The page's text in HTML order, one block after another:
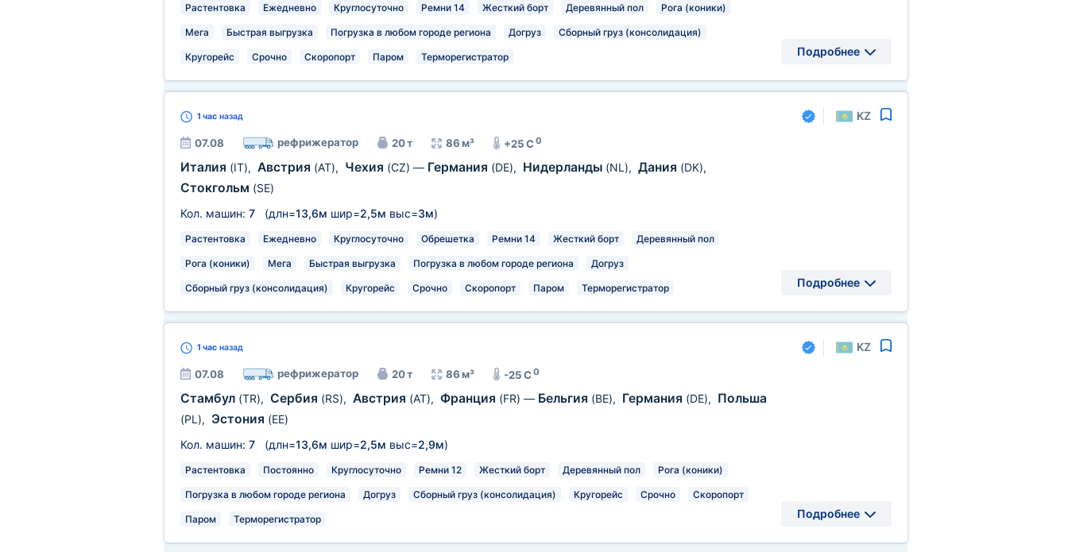
Растентовка Ежедневно Круглосуточно Ремни 14 Жесткий борт Деревянный пол Рога (коники)
Мега Быстрая выгрузка Погрузка в любом городе региона Догруз Сборный груз (консолидация)
Кругорейс Срочно Скоропорт Паром Терморегистратор Подробнее
1 часназад KZ
07.08 рефрижератор 20 т 86 м³ +25 C0
Италия (IT), Австрия (AT), Чехия (CZ) — Германия (DE), Нидерланды (NL), Дания (DK),
Стокгольм (SE)
Кол. машин: 7(длн=13,6м шир=2,5м выс=3м)
Растентовка Ежедневно Круглосуточно Обрешетка Ремни 14 Жесткий борт Деревянный пол
Рога (коники) Мега Быстрая выгрузка Погрузка в любом городе региона Догруз
Сборный груз (консолидация) Кругорейс Срочно Скоропорт Паром Терморегистратор Подробнее
1 часназад KZ
07.08 рефрижератор 20 т 86 м³ -25 C0
Стамбул (TR), Сербия (RS), Австрия (AT), Франция (FR) — Бельгия (BE), Германия (DE), Польша
(PL), Эстония (EE)
Кол. машин: 7(длн=13,6м шир=2,5м выс=2,9м)
Растентовка Постоянно Круглосуточно Ремни 12 Жесткий борт Деревянный пол Рога (коники)
Погрузка в любом городе региона Догруз Сборный груз (консолидация) Кругорейс Срочно Скоропорт
Паром Терморегистратор Подробнее